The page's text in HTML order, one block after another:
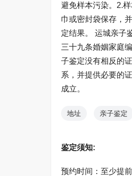
避免样本污染。2.
巾或密封袋保存，
定结果。 运城亲子
三十九条婚姻家庭
子鉴定没有相反的
系，并提供必要的
成立。
地址 亲子鉴定
鉴定须知:
预约时间：至少提